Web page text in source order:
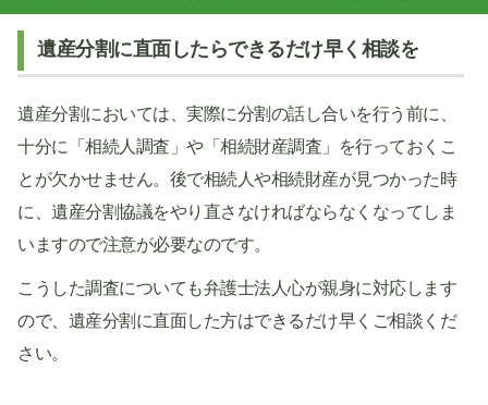
遺産分割に直面したらできるだけ早く相談を
遺産分割においては、実際に分割の話し合いを行う前に、
十分に「相続人調査」や「相続財産調査」を行っておくこ
とが欠かせません。後で相続人や相続財産が見つかった時
に、遺産分割協議をやり直さなければならなくなってしま
いますので注意が必要なのです。
こうした調査についても弁護士法人心が親身に対応します
ので、遺産分割に直面した方はできるだけ早くご相談くだ
さい。